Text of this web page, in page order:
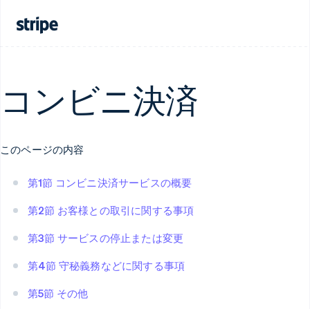
コンビニ決済
このページの内容
第1節 コンビニ決済サービスの概要
第2節 お客様との取引に関する事項
第3節 サービスの停止または変更
第4節 守秘義務などに関する事項
第5節 その他